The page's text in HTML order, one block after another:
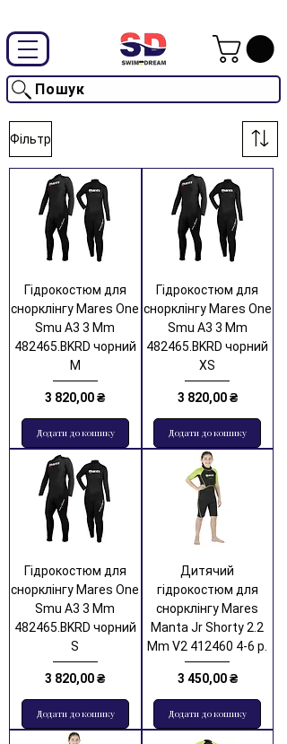
Пошук
Фільтр
Гідрокостюм для
снорклінгу Mares One
Smu A3 3 Mm
482465.BKRD чорний
M
Ціна
3 820,00 ₴
Додати до кошику
Гідрокостюм для
снорклінгу Mares One
Smu A3 3 Mm
482465.BKRD чорний
XS
Ціна
3 820,00 ₴
Додати до кошику
Гідрокостюм для
снорклінгу Mares One
Smu A3 3 Mm
482465.BKRD чорний
S
Ціна
3 820,00 ₴
Додати до кошику
Дитячий
гідрокостюм для
снорклінгу Mares
Manta Jr Shorty 2.2
Mm V2 412460 4-6 р.
Ціна
3 450,00 ₴
Додати до кошику